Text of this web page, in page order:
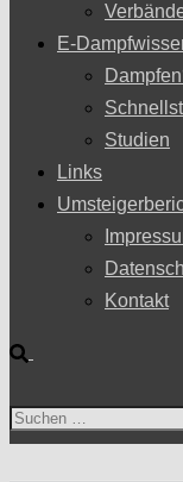
E-
Studien
Links
Kontakt
Suche
Suchen